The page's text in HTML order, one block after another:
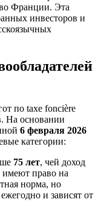
Франции. Эта
инвесторов и
по taxe foncière
На основании
6 февраля 2026
категории:
75 лет, чей доход
имеют право на
норма, но
и зависят от